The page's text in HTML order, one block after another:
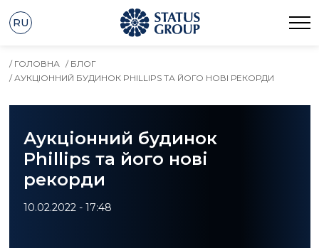
RU
/ ГОЛОВНА / БЛОГ
/ АУКЦІОННИЙ БУДИНОК PHILLIPS ТА ЙОГО НОВІ РЕКОРДИ
Аукціонний будинок
Phillips та його нові
рекорди
10.02.2022 - 17:48